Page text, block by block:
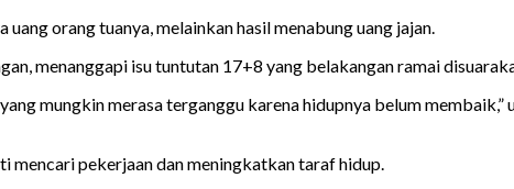
orang tuanya, melainkan hasil menabung uang jajan.
menanggapi isu tuntutan 17+8 yang belakangan ramai
mungkin merasa terganggu karena hidupnya belum membaik,”
pekerjaan dan meningkatkan taraf hidup.